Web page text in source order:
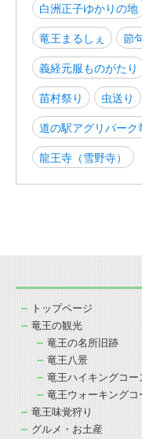
白洲正子ゆかりの地
竜王まるしぇ
節
義経元服ものがたり
苗村祭り
虫送り
道の駅アグリパーク
龍王寺（雪野寺）
トップページ
竜王の観光
竜王の名所旧跡
竜王八景
竜王ハイキングコー
竜王ウォーキングコ
竜王味覚狩り
グルメ・お土産